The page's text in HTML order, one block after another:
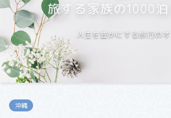
旅する家族の1000
人生を豊かにする旅行の
沖縄